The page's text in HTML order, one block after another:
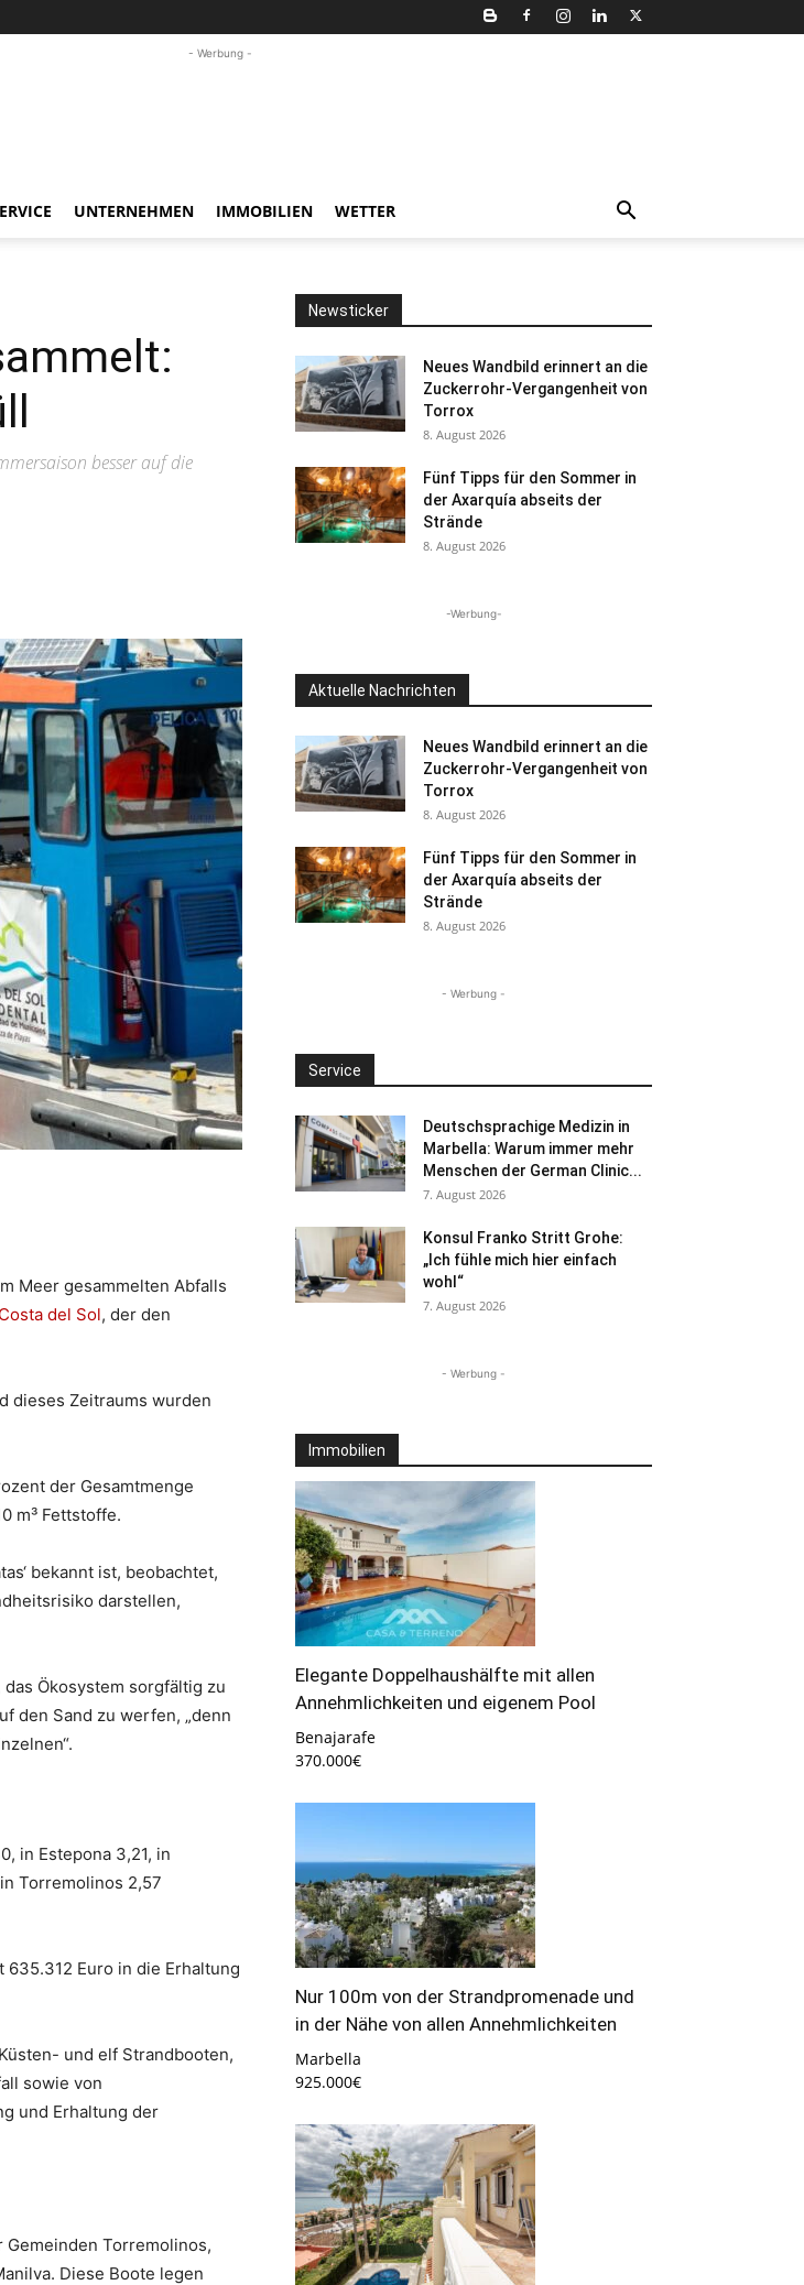
- Werbung -
UNTERNEHMEN IMMOBILIEN WETTER
besser auf die
Meer gesammelten Abfalls
del Sol, der den
dieses Zeitraums wurden
der Gesamtmenge
m³ Fettstoffe.
bekannt ist, beobachtet,
darstellen,
Ökosystem sorgfältig zu
den Sand zu werfen, „denn
in Estepona 3,21, in
Torremolinos 2,57
635.312 Euro in die Erhaltung
und elf Strandbooten,
sowie von
und Erhaltung der
Torremolinos,
Diese Boote legen
Newsticker
Neues Wandbild erinnert an die
Zuckerrohr-Vergangenheit von
Torrox
8. August 2026
Fünf Tipps für den Sommer in
der Axarquía abseits der
Strände
8. August 2026
-Werbung-
Aktuelle Nachrichten
Neues Wandbild erinnert an die
Zuckerrohr-Vergangenheit von
Torrox
8. August 2026
Fünf Tipps für den Sommer in
der Axarquía abseits der
Strände
8. August 2026
- Werbung -
Service
Deutschsprachige Medizin in
Marbella: Warum immer mehr
Menschen der German Clinic...
7. August 2026
Konsul Franko Stritt Grohe:
„Ich fühle mich hier einfach
wohl“
7. August 2026
- Werbung -
Immobilien
Elegante Doppelhaushälfte mit allen
Annehmlichkeiten und eigenem Pool
Benajarafe
370.000€
Nur 100m von der Strandpromenade und
in der Nähe von allen Annehmlichkeiten
Marbella
925.000€